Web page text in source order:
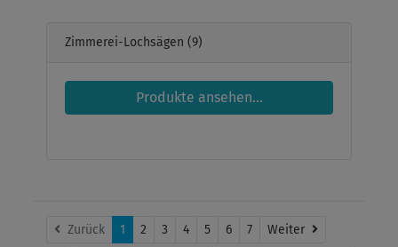
Zimmerei-Lochsägen (9)
Produkte ansehen...
Zurück 1 2 3 4 5 6 7 Weiter